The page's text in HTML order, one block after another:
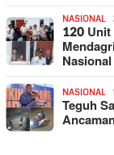
NASIONAL
120
Nasional
NASIONAL
Teguh